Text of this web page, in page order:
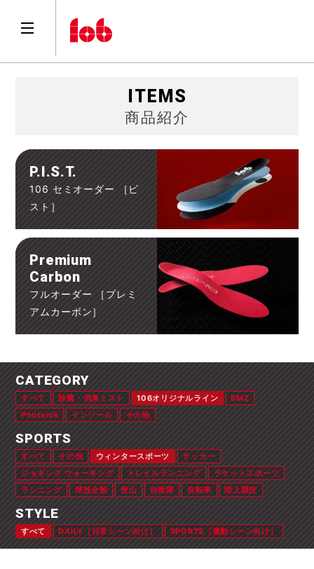
ITEMS
商品紹介
P.I.S.T.
106 セミオーダー ［ピ
スト］
Premium
Carbon
フルオーダー ［プレミ
アムカーボン］
CATEGORY
すべて 除菌・消臭ミスト 106オリジナルライン
BMZ
Photonik
インソール その他
SPORTS
すべて その他 ウィンタースポーツ
サッカー
ジョギング ウォーキング
トレイルランニング
ラケットスポーツ
ランニング
球技全般 登山 自衛隊 自転車 陸上競技
STYLE
すべて DAILY［日常シーン向け］ SPORTS［運動シーン向け］